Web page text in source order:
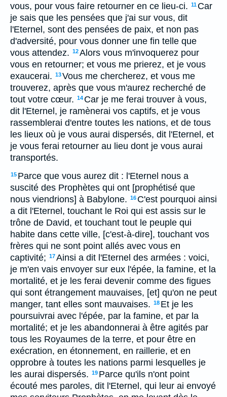
vous, pour vous faire retourner en ce lieu-ci. 11 Car
je sais que les pensées que j'ai sur vous, dit
l'Eternel, sont des pensées de paix, et non pas
d'adversité, pour vous donner une fin telle que
vous attendez. 12Alors vous m'invoquerez pour
vous en retourner; et vous me prierez, et je vous
exaucerai. 13Vous me chercherez, et vous me
trouverez, après que vous m'aurez recherché de
tout votre cœur. 14 Car je me ferai trouver à vous,
dit l'Eternel, je ramènerai vos captifs, et je vous
rassemblerai d'entre toutes les nations, et de tous
les lieux où je vous aurai dispersés, dit l'Eternel, et
je vous ferai retourner au lieu dont je vous aurai
transportés.
15 Parce que vous aurez dit : l'Eternel nous a
suscité des Prophètes qui ont [prophétisé que
nous viendrions] à Babylone. 16 C'est pourquoi ainsi
a dit l'Eternel, touchant le Roi qui est assis sur le
trône de David, et touchant tout le peuple qui
habite dans cette ville, [c'est-à-dire], touchant vos
frères qui ne sont point allés avec vous en
captivité; 17Ainsi a dit l'Eternel des armées : voici,
je m'en vais envoyer sur eux l'épée, la famine, et la
mortalité, et je les ferai devenir comme des figues
qui sont étrangement mauvaises, [et] qu'on ne peut
manger, tant elles sont mauvaises. 18 Et je les
poursuivrai avec l'épée, par la famine, et par la
mortalité; et je les abandonnerai à être agités par
tous les Royaumes de la terre, et pour être en
exécration, en étonnement, en raillerie, et en
opprobre à toutes les nations parmi lesquelles je
les aurai dispersés. 19 Parce qu'ils n'ont point
écouté mes paroles, dit l'Eternel, qui leur ai envoyé